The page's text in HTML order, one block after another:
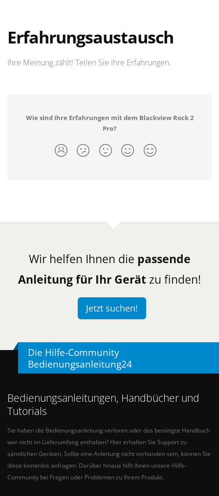
Erfahrungsaustausch
Ihre Meinung zählt! Teilen Sie Ihre Erfahrungen.
Wie sind Ihre Erfahrungen mit dem Blackview Rock 2
Pro?
Wir helfen Ihnen die passende
Anleitung für Ihr Gerät zu finden!
Jetzt suchen!
Die Hilfe-Community
Bedienungsanleitung24
Bedienungsanleitungen, Handbücher und
Tutorials
Sie haben die Bedienungsanleitung verloren oder das benötigte Handbuch
war nicht im Lieferumfang enthalten? Hier erhalten Sie Support zu
sämtlichen Geräten. Sollte eine Anleitung nicht vorhanden sein, können Sie
diese kostenlos anfragen. Darüber hinaus hilft Ihnen unsere Hilfe-
Community bei Fragen oder Problemen zu Ihrem Produkt.